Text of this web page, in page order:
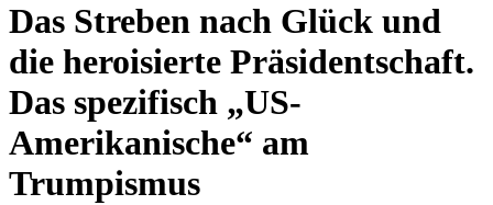
Das Streben nach Glück und
die heroisierte Präsidentschaft.
Das spezifisch „US-
Amerikanische“ am
Trumpismus